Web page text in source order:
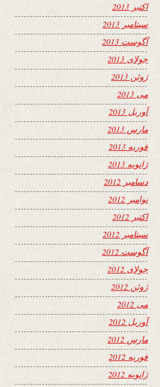
اکتبر 2013
سپتامبر 2013
آگوست 2013
جولای 2013
ژوئن 2013
می 2013
آوریل 2013
مارس 2013
فوریه 2013
ژانویه 2013
دسامبر 2012
نوامبر 2012
اکتبر 2012
سپتامبر 2012
آگوست 2012
جولای 2012
ژوئن 2012
می 2012
آوریل 2012
مارس 2012
فوریه 2012
ژانویه 2012